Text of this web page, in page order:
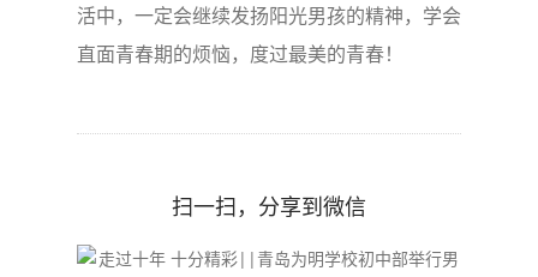
活中，一定会继续发扬阳光男孩的精神，学会
直面青春期的烦恼，度过最美的青春！
扫一扫，分享到微信